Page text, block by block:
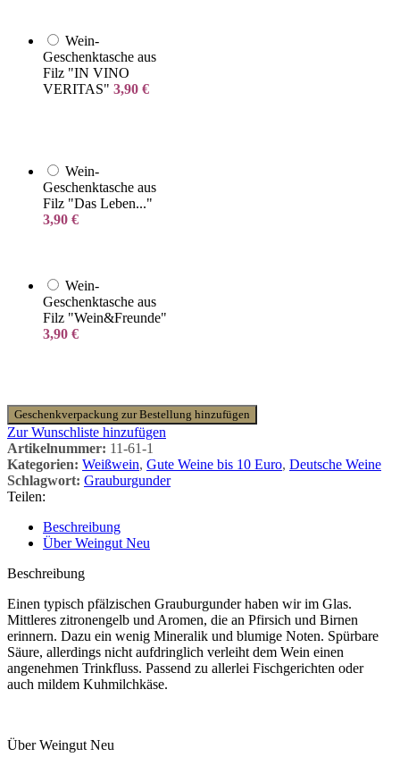
Wein-
Geschenktasche aus
Filz "IN VINO
VERITAS" 3,90 €
Wein-
Geschenktasche aus
Filz "Das Leben..."
3,90 €
Wein-
Geschenktasche aus
Filz "Wein&Freunde"
3,90 €
Geschenkverpackung zur Bestellung hinzufügen
Zur Wunschliste hinzufügen
Artikelnummer: 11-61-1
Kategorien: Weißwein, Gute Weine bis 10 Euro, Deutsche Weine
Schlagwort: Grauburgunder
Teilen:
Beschreibung
Über Weingut Neu
Beschreibung
Einen typisch pfälzischen Grauburgunder haben wir im Glas.
Mittleres zitronengelb und Aromen, die an Pfirsich und Birnen
erinnern. Dazu ein wenig Mineralik und blumige Noten. Spürbare
Säure, allerdings nicht aufdringlich verleiht dem Wein einen
angenehmen Trinkfluss. Passend zu allerlei Fischgerichten oder
auch mildem Kuhmilchkäse.
Über Weingut Neu